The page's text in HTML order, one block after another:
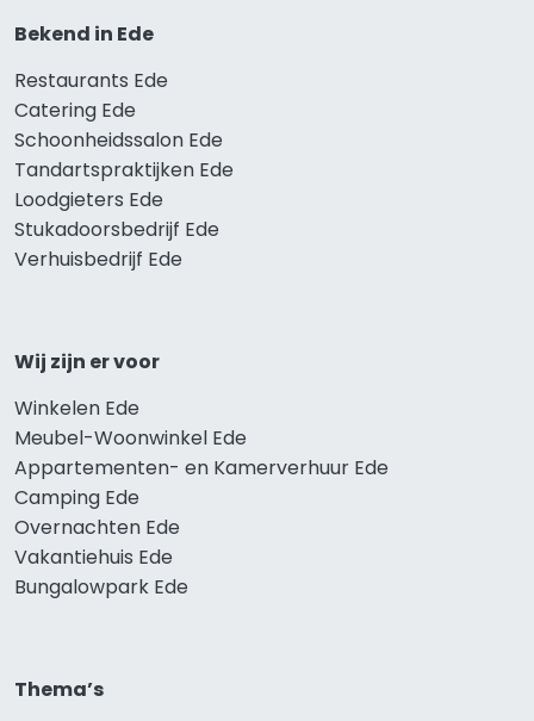
Bekend in Ede
Restaurants Ede
Catering Ede
Schoonheidssalon Ede
Tandartspraktijken Ede
Loodgieters Ede
Stukadoorsbedrijf Ede
Verhuisbedrijf Ede
Wij zijn er voor
Winkelen Ede
Meubel-Woonwinkel Ede
Appartementen- en Kamerverhuur Ede
Camping Ede
Overnachten Ede
Vakantiehuis Ede
Bungalowpark Ede
Thema’s